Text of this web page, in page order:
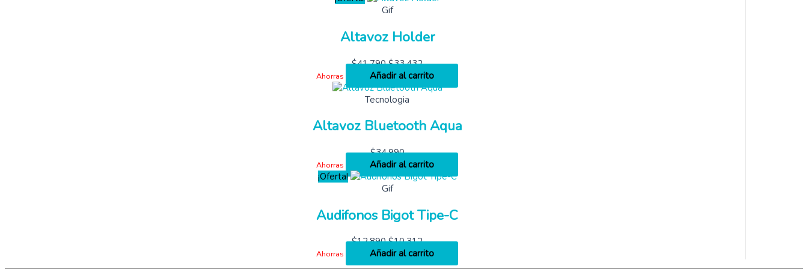
Gif
Altavoz Holder
$41,790 $33,432
Ahorras
Añadir al carrito
Tecnologia
Altavoz Bluetooth Aqua
$34,990
Ahorras
Añadir al carrito
¡Oferta!
Gif
Audifonos Bigot Tipe-C
$12,890 $10,312
Ahorras Añadir al carrito